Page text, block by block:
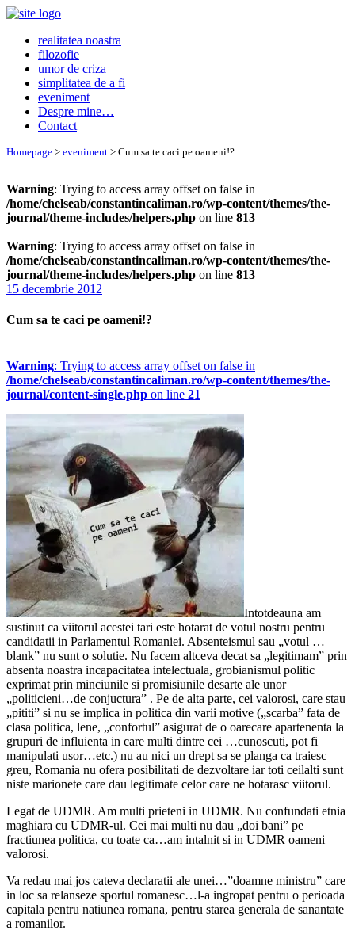
realitatea noastra
filozofie
umor de criza
simplitatea de a fi
eveniment
Despre mine…
Contact
Homepage > eveniment > Cum sa te caci pe oameni!?
Warning: Trying to access array offset on false in
/home/chelseab/constantincaliman.ro/wp-content/themes/the-
journal/theme-includes/helpers.php on line 813
Warning: Trying to access array offset on false in
/home/chelseab/constantincaliman.ro/wp-content/themes/the-
journal/theme-includes/helpers.php on line 813
15 decembrie 2012
Cum sa te caci pe oameni!?
Warning: Trying to access array offset on false in
/home/chelseab/constantincaliman.ro/wp-content/themes/the-
journal/content-single.php on line 21
Intotdeauna am
sustinut ca viitorul acestei tari este hotarat de votul nostru pentru
candidatii in Parlamentul Romaniei. Absenteismul sau „votul …
blank” nu sunt o solutie. Nu facem altceva decat sa „legitimam” prin
absenta noastra incapacitatea intelectuala, grobianismul politic
exprimat prin minciunile si promisiunile desarte ale unor
„politicieni…de conjuctura” . Pe de alta parte, cei valorosi, care stau
„pititi” si nu se implica in politica din varii motive („scarba” fata de
clasa politica, lene, „confortul” asigurat de o oarecare apartenenta la
grupuri de influienta in care multi dintre cei …cunoscuti, pot fi
manipulati usor…etc.) nu au nici un drept sa se planga ca traiesc
greu, Romania nu ofera posibilitati de dezvoltare iar toti ceilalti sunt
niste marionete care dau legitimate celor care ne hotarasc viitorul.
Legat de UDMR. Am multi prieteni in UDMR. Nu confundati etnia
maghiara cu UDMR-ul. Cei mai multi nu dau „doi bani” pe
fractiunea politica, cu toate ca…am intalnit si in UDMR oameni
valorosi.
Va redau mai jos cateva declaratii ale unei…”doamne ministru” care
in loc sa relanseze sportul romanesc…l-a ingropat pentru o perioada
capitala pentru natiunea romana, pentru starea generala de sanantate
a romanilor.